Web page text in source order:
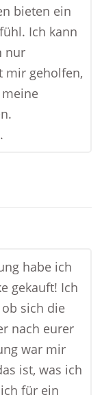
bieten ein
Ich kann
nur
mir geholfen,
habe ich
gekauft! Ich
sich die
nach eurer
war mir
ist, was ich
für ein